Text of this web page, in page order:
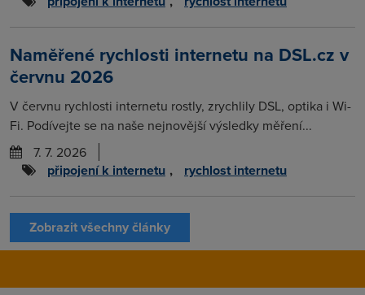
Naměřené rychlosti internetu na DSL.cz v
červnu 2026
V červnu rychlosti internetu rostly, zrychlily DSL, optika i Wi-
Fi. Podívejte se na naše nejnovější výsledky měření...
7. 7. 2026
připojení k internetu , rychlost internetu
Zobrazit všechny články